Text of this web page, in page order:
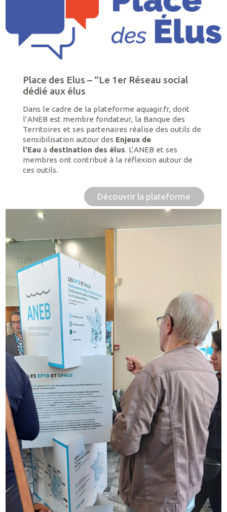
Place des Elus – “Le 1er Réseau social
dédié aux élus
Dans le cadre de la plateforme aquagir.fr, dont
l’ANEB est membre fondateur, la Banque des
Territoires et ses partenaires réalise des outils de
sensibilisation autour des Enjeux de
l’Eau à destination des élus. L’ANEB et ses
membres ont contribué à la réflexion autour de
ces outils.
Découvrir la plateforme